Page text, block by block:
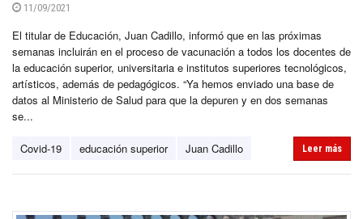
11/09/2021
El titular de Educación, Juan Cadillo, informó que en las próximas
semanas incluirán en el proceso de vacunación a todos los docentes de
la educación superior, universitaria e institutos superiores tecnológicos,
artísticos, además de pedagógicos. “Ya hemos enviado una base de
datos al Ministerio de Salud para que la depuren y en dos semanas
se...
Covid-19 educación superior Juan Cadillo Leer más